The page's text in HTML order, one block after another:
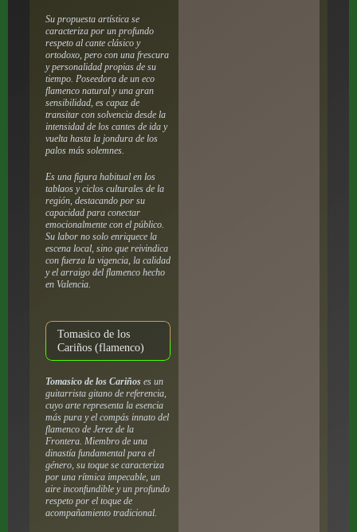
Su propuesta artística se
caracteriza por un profundo
respeto al cante clásico y
ortodoxo, pero con una frescura
y personalidad propias de su
tiempo. Poseedora de un eco
flamenco natural y una gran
sensibilidad, es capaz de
transitar con solvencia desde la
intensidad de los cantes de ida y
vuelta hasta la jondura de los
palos más solemnes.
Es una figura habitual en los
tablaos y ciclos culturales de la
región, destacando por su
capacidad para conectar
emocionalmente con el público.
Su labor no solo enriquece la
escena local, sino que reivindica
con fuerza la vigencia, la calidad
y el arraigo del flamenco hecho
en Valencia.
Tomasico de los
Cariños (flamenco)
Tomasico de los Cariñoses un
guitarrista gitano de referencia,
cuyo arte representa la esencia
más pura y el compás innato del
flamenco de Jerez de la
Frontera. Miembro de una
dinastía fundamental para el
género, su toque se caracteriza
por una rítmica impecable, un
aire inconfundible y un profundo
respeto por el toque de
acompañamiento tradicional.